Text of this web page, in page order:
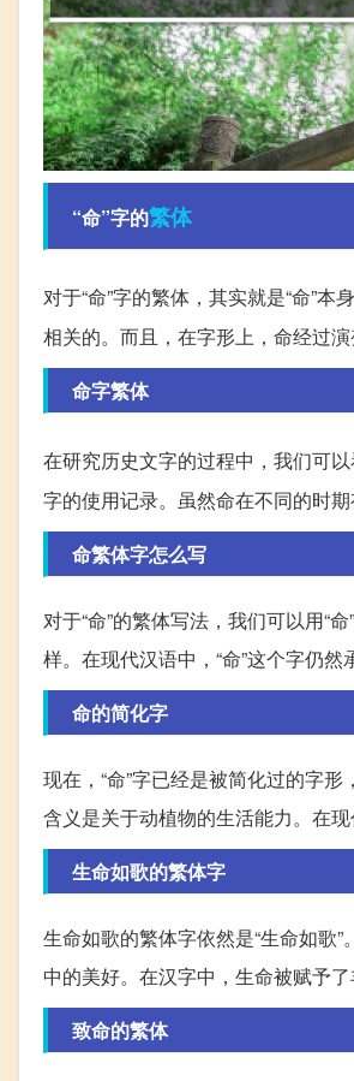
“命”字的繁体
对于“命”字的繁体，其实就是“命”
相关的。而且，在字形上，命经过
命字繁体
在研究历史文字的过程中，我们可以
字的使用记录。虽然命在不同的时
命繁体字怎么写
对于“命”的繁体写法，我们可以用“
样。在现代汉语中，“命”这个字仍
命的简化字
现在，“命”字已经是被简化过的字
含义是关于动植物的生活能力。在
生命如歌的繁体字
生命如歌的繁体字依然是“生命如歌
中的美好。在汉字中，生命被赋予
致命的繁体